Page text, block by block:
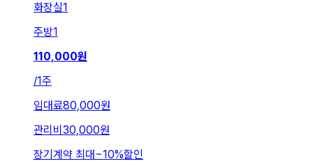
화장실1
주방1
110,000원
/1주
임대료80,000원
관리비 30,000원
장기계약 최대 ~10%할인